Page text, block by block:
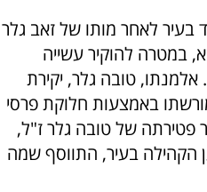
בעיר לאחר מותו של זאב גלר
במטרה להוקיר עשייה
טובה גלר, יקירת
באמצעות חלוקת פרסי
פטירתה של טובה גלר ז"ל,
בעיר, התווסף שמה